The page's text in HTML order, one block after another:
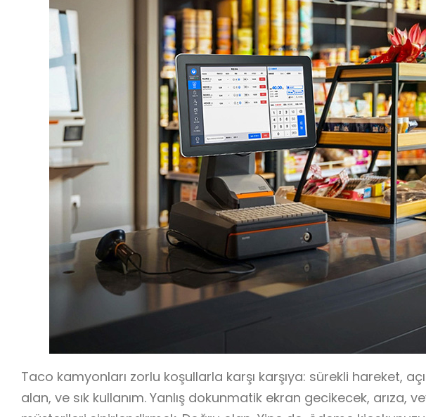
Taco kamyonları zorlu koşullarla karşı karşıya: sürekli hareket,
alan, ve sık kullanım. Yanlış dokunmatik ekran gecikecek, arıza,